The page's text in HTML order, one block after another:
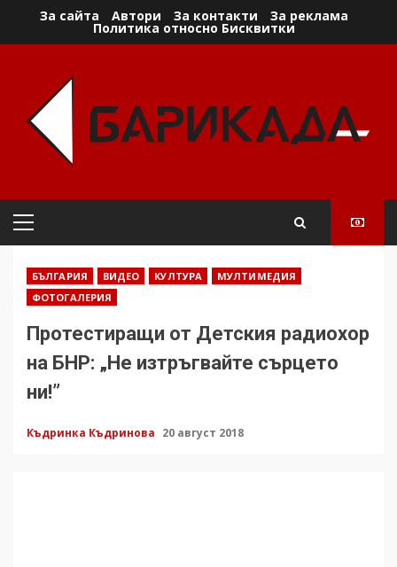
За сайта Автори За контакти За реклама
Политика относно Бисквитки
Primary
БЪЛГАРИЯ ВИДЕО КУЛТУРА
МУЛТИМЕДИЯ
ФОТОГАЛЕРИЯ
Протестиращи от Детския радиохор
на БНР: „Не изтръгвайте сърцето
ни!”
Къдринка Къдринова 20 август 2018